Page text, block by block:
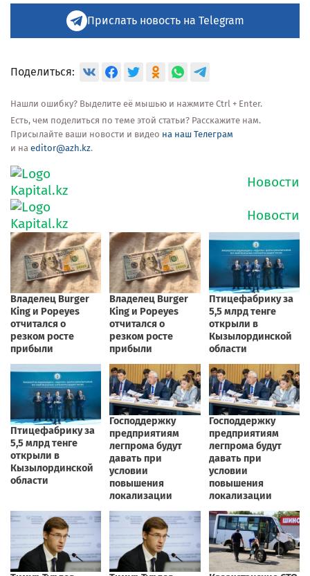
Прислать новость на Telegram
Поделиться:
Нашли ошибку? Выделите её мышью и нажмите Ctrl + Enter.
Есть, чем поделиться по теме этой статьи? Расскажите нам.
Присылайте ваши новости и видео на наш Телеграм
и на editor@azh.kz.